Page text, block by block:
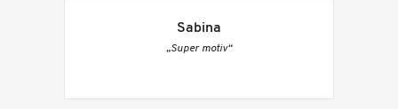
Sabina
„Super motiv“